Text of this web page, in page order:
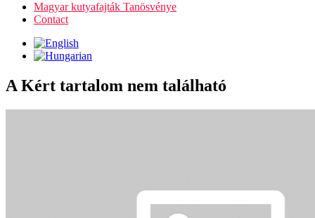
Magyar kutyafajták Tanösvénye
Contact
A Kért tartalom nem található